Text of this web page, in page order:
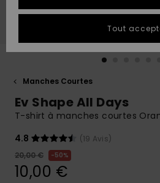
conversation
obtenir la
plus rapide
à votre
Démarrer
Manches Courtes
Ev Shape All Days
T-shirt à manches courtes
4.8
(19 Avis)
20,00 €
50%
10,00 €
Tout